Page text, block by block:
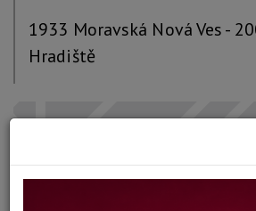
1933 Moravská Nová Ves -
Hradiště
DÍLA V AUKCÍCH